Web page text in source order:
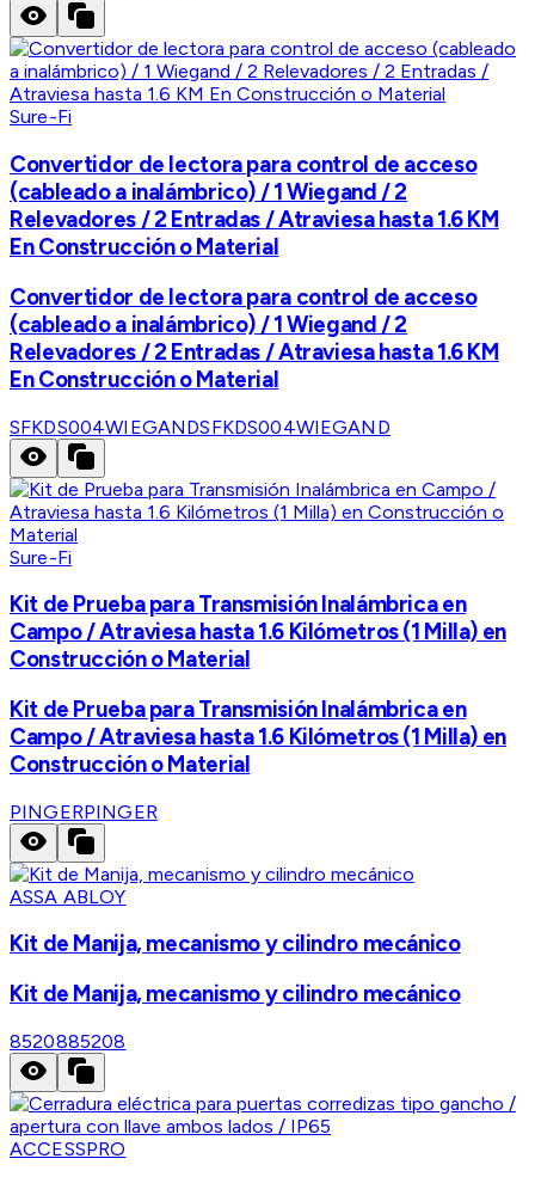
Sure-Fi
Convertidor de lectora para control de acceso
(cableado a inalámbrico) / 1 Wiegand / 2
Relevadores / 2 Entradas / Atraviesa hasta 1.6 KM
En Construcción o Material
Convertidor de lectora para control de acceso
(cableado a inalámbrico) / 1 Wiegand / 2
Relevadores / 2 Entradas / Atraviesa hasta 1.6 KM
En Construcción o Material
SFKDS004WIEGANDSFKDS004WIEGAND
Sure-Fi
Kit de Prueba para Transmisión Inalámbrica en
Campo / Atraviesa hasta 1.6 Kilómetros (1 Milla) en
Construcción o Material
Kit de Prueba para Transmisión Inalámbrica en
Campo / Atraviesa hasta 1.6 Kilómetros (1 Milla) en
Construcción o Material
PINGERPINGER
ASSA ABLOY
Kit de Manija, mecanismo y cilindro mecánico
Kit de Manija, mecanismo y cilindro mecánico
8520885208
ACCESSPRO